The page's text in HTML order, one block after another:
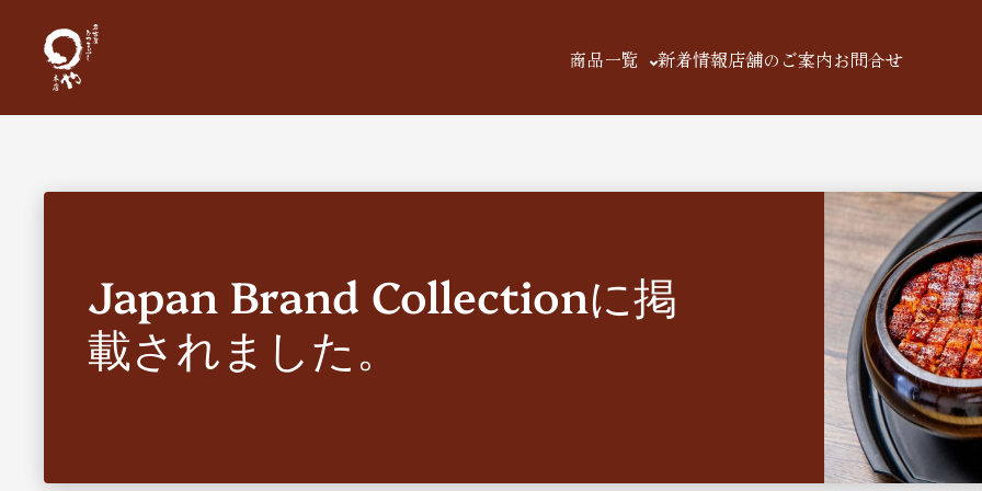
商品一覧 新着情報店舗のご案内お問合せ
Japan Brand Collectionに掲
載されました。